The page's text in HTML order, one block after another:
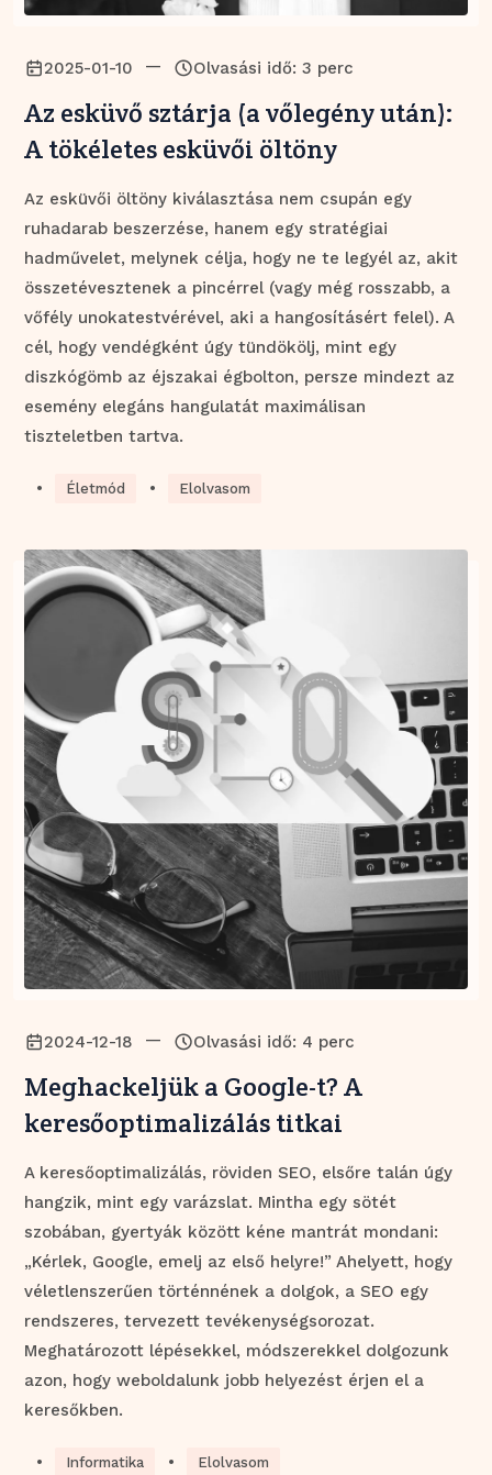
2025-01-10 — Olvasási idő: 3 perc
Az esküvő sztárja (a vőlegény után):
A tökéletes esküvői öltöny
Az esküvői öltöny kiválasztása nem csupán egy
ruhadarab beszerzése, hanem egy stratégiai
hadművelet, melynek célja, hogy ne te legyél az, akit
összetévesztenek a pincérrel (vagy még rosszabb, a
vőfély unokatestvérével, aki a hangosításért felel). A
cél, hogy vendégként úgy tündökölj, mint egy
diszkógömb az éjszakai égbolton, persze mindezt az
esemény elegáns hangulatát maximálisan
tiszteletben tartva.
• Életmód • Elolvasom
2024-12-18 — Olvasási idő: 4 perc
Meghackeljük a Google-t? A
keresőoptimalizálás titkai
A keresőoptimalizálás, röviden SEO, elsőre talán úgy
hangzik, mint egy varázslat. Mintha egy sötét
szobában, gyertyák között kéne mantrát mondani:
„Kérlek, Google, emelj az első helyre!” Ahelyett, hogy
véletlenszerűen történnének a dolgok, a SEO egy
rendszeres, tervezett tevékenységsorozat.
Meghatározott lépésekkel, módszerekkel dolgozunk
azon, hogy weboldalunk jobb helyezést érjen el a
keresőkben.
• Informatika • Elolvasom